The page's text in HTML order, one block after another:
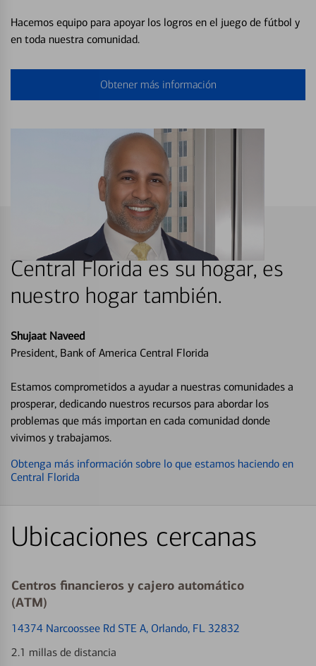
Hacemos equipo para apoyar los logros en el juego de fútbol y
en toda nuestra comunidad.
Obtener más información
Central Florida es su hogar, es
nuestro hogar también.
Shujaat Naveed
President, Bank of America Central Florida
Estamos comprometidos a ayudar a nuestras comunidades a
prosperar, dedicando nuestros recursos para abordar los
problemas que más importan en cada comunidad donde
vivimos y trabajamos.
Obtenga más información sobre lo que estamos haciendo en
Central Florida
Ubicaciones cercanas
Centros financieros y cajero automático
(ATM)
14374 Narcoossee Rd STE A, Orlando, FL 32832
2.1 millas de distancia